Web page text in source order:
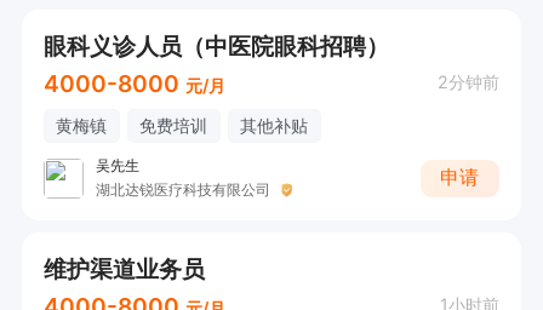
眼科义诊人员（中医院眼科招聘）
4000-8000 元/月 2分钟前
黄梅镇 免费培训 其他补贴
吴先生
湖北达锐医疗科技有限公司
申请
维护渠道业务员
1小时前